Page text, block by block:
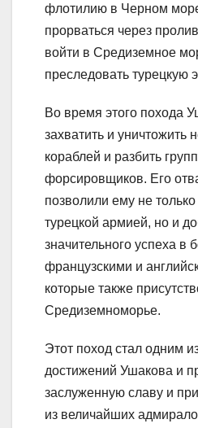
флотилию в Черном
прорваться через
войти в Средиземное
преследовать турецкую
Во время этого похода
захватить и уничтожить
кораблей и разбить
форсировщиков. Его
позволили ему не
турецкой армией, но и
значительного успеха в
французскими и
которые также
Средиземноморье.
Этот поход стал одним
достижений Ушакова и
заслуженную славу и
из величайших